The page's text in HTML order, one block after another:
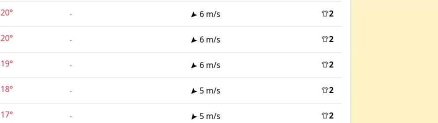
20° - 6 m/s 2
20° - 6 m/s 2
19° - 6 m/s 2
18° - 5 m/s 2
17° - 5 m/s 2